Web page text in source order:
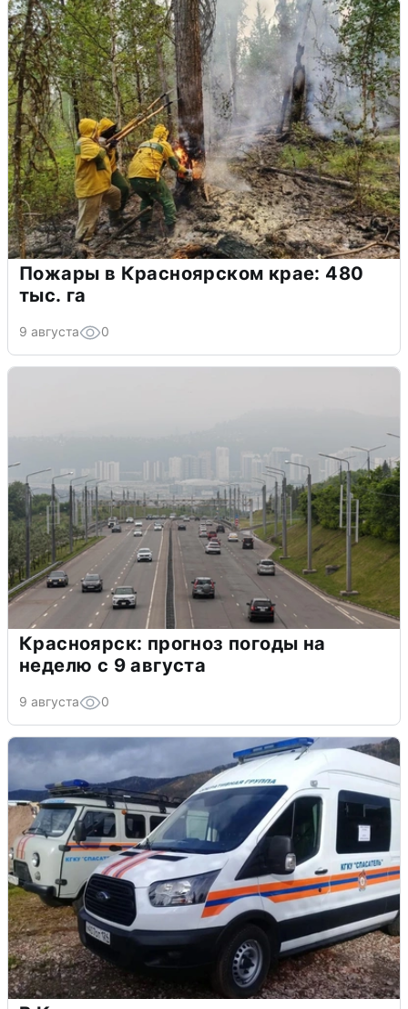
Пожары в Красноярском крае: 480
тыс. га
9 августа 0
Красноярск: прогноз погоды на
неделю с 9 августа
9 августа 0